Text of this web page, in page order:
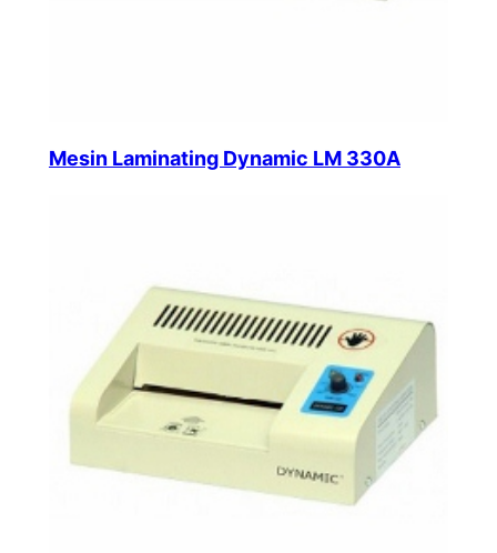
Mesin Laminating Dynamic LM 330A